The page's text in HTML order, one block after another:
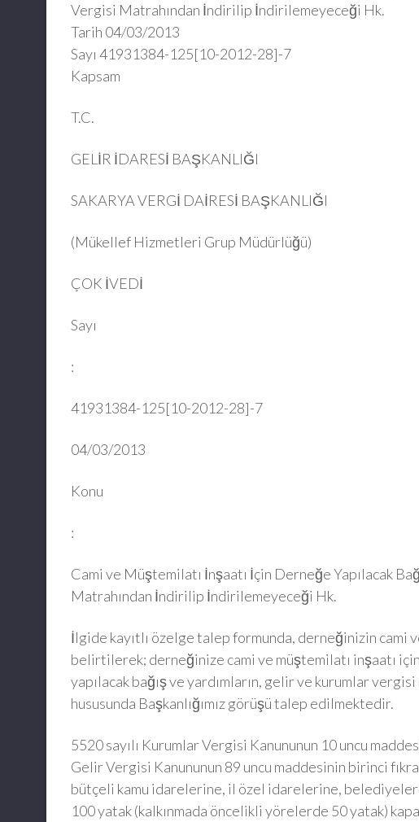
Vergisi Matrahından İndirilip İndirilemeyeceği Hk.
Tarih 04/03/2013
Sayı 41931384-125[10-2012-28]-7
Kapsam
T.C.
GELİR İDARESİ BAŞKANLIĞI
SAKARYA VERGİ DAİRESİ BAŞKANLIĞI
(Mükellef Hizmetleri Grup Müdürlüğü)
ÇOK İVEDİ
Sayı
:
41931384-125[10-2012-28]-7
04/03/2013
Konu
:
Cami ve Müştemilatı İnşaatı İçin Derneğe Yapılacak
Matrahından İndirilip İndirilemeyeceği Hk.
İlgide kayıtlı özelge talep formunda, derneğinizin cami
belirtilerek; derneğinize cami ve müştemilatı inşaatı
yapılacak bağış ve yardımların, gelir ve kurumlar
hususunda Başkanlığımız görüşü talep edilmektedir.
5520 sayılı Kurumlar Vergisi Kanununun 10 uncu
Gelir Vergisi Kanununun 89 uncu maddesinin birinci
bütçeli kamu idarelerine, il özel idarelerine,
100 yatak (kalkınmada öncelikli yörelerde 50 yatak)